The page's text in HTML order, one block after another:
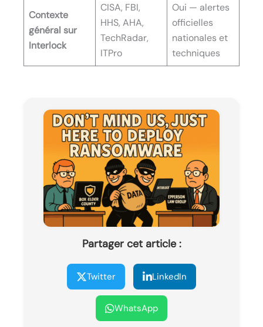
Contexte
général sur
Interlock
CISA, FBI,
HHS, AHA,
TechRadar,
ITPro
Oui — alertes
officielles
nationales et
techniques
Partager cet article :
Twitter LinkedIn
WhatsApp